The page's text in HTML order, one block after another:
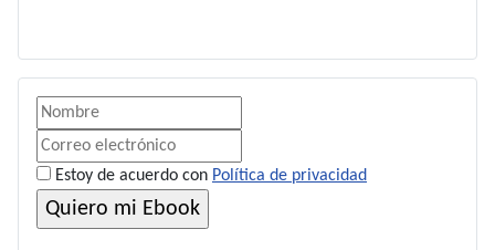
Estoy de acuerdo con Política de privacidad